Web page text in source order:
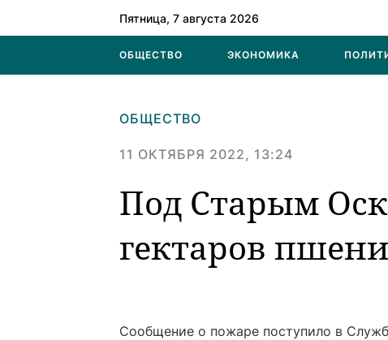
Пятница, 7 августа 2026
ОБЩЕСТВО ЭКОНОМИКА
ОБЩЕСТВО
11 ОКТЯБРЯ 2022, 13:24
Под Старым
гектаров
Сообщение о пожаре поступило в